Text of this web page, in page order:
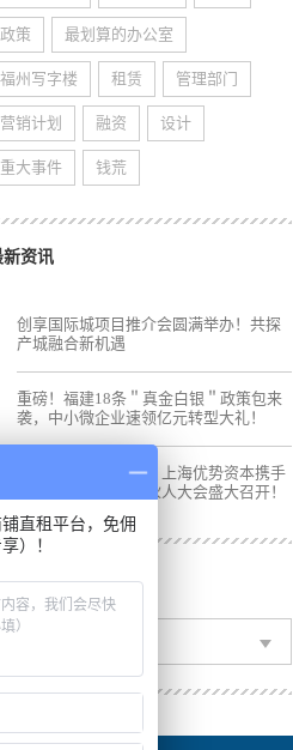
政策 最划算的办公室
福州写字楼 租赁 管理部门
营销计划 融资 设计
重大事件 钱荒
新资讯
创享国际城项目推介会圆满举办！共探
产城融合新机遇
重磅！福建18条＂真金白银＂政策包来
袭，中小微企业速领亿元转型大礼！
数智重构·资链未来丨上海优势资本携手
1735品牌，2025合伙人大会盛大召开！
章归档
直租平台，免佣
）！